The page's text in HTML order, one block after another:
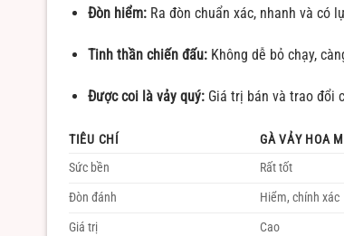
Đòn hiểm:Ra đòn chuẩn xác, nhanh và có
Tinh thần chiến đấu:Không dễ bỏ chạy,
Được coi là vảy quý:Giá trị bán và trao đổi
TIÊU CHÍ GÀ VẢY HOA
Sức bền
Rất tốt
Đòn đánh
Hiểm, chính xác
Giá trị
Cao